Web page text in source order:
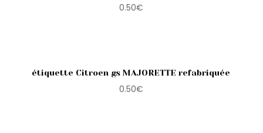
0.50€
étiquette Citroen gs MAJORETTE refabriquée
0.50€